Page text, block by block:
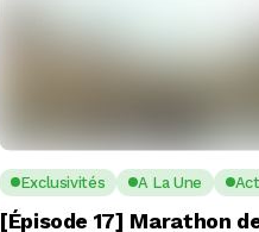
Exclusivités A La Une
[Épisode 17] Marathon